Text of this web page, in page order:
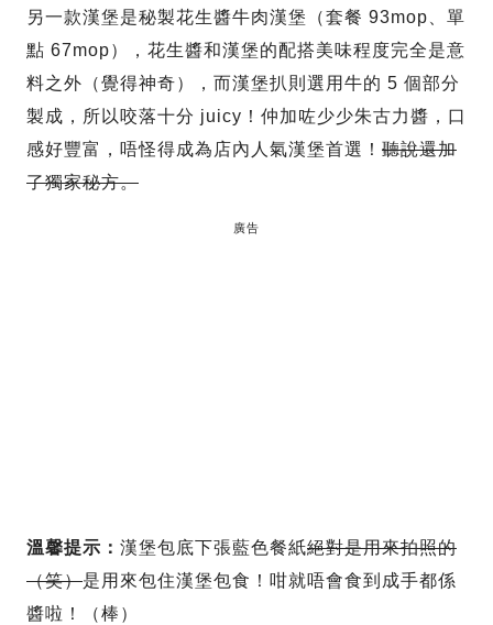
另一款漢堡是秘製花生醬牛肉漢堡（套餐 93mop、單
點 67mop），花生醬和漢堡的配搭美味程度完全是意
料之外（覺得神奇），而漢堡扒則選用牛的 5 個部分
製成，所以咬落十分 juicy！仲加咗少少朱古力醬，口
感好豐富，唔怪得成為店內人氣漢堡首選！ 聽說還加
了獨家秘方。
廣告
溫馨提示： 漢堡包底下張藍色餐紙絕對是用來拍照的
（笑）是用來包住漢堡包食！咁就唔會食到成手都係
醬啦！（棒）